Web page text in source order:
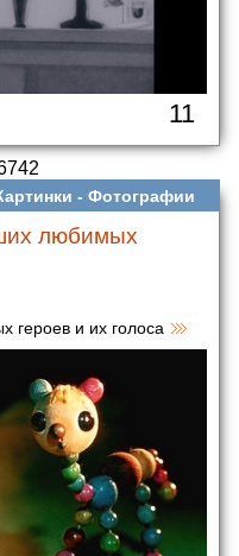
11
- Фотографии
любимых
героев и их голоса